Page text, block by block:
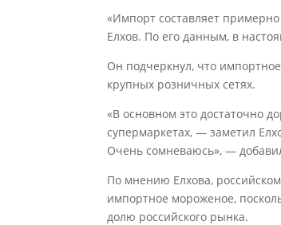
«Импорт составляет
Елхов. По его данным, в
Он подчеркнул, что
крупных розничных сетях.
«В основном это достаточно
супермаркетах, — заметил
Очень сомневаюсь», —
По мнению Елхова,
импортное мороженое,
долю российского рынка.